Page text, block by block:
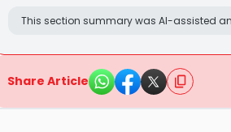
This section summary was AI-assisted
Share Article